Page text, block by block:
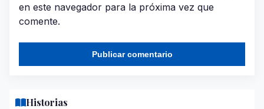
en este navegador para la próxima vez que
comente.
Historias